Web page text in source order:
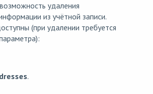
удаления
из учётной записи.
(при удалении требуется
.